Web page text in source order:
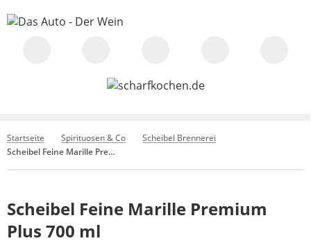
Startseite Spirituosen & Co
Scheibel Brennerei
Scheibel Feine Marille Premium Plus 700 ml
Scheibel Feine Marille Premium
Plus 700 ml